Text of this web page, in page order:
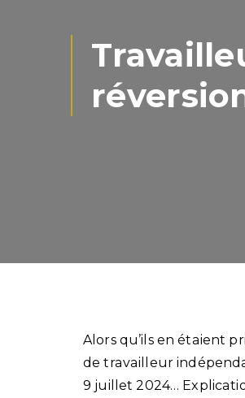
Alors qu’ils en étaient
de travailleur
9 juillet 2024…